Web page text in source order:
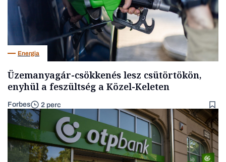
Energia
Üzemanyagár-csökkenés lesz csütörtökön,
enyhül a feszültség a Közel-Keleten
Forbes 2 perc